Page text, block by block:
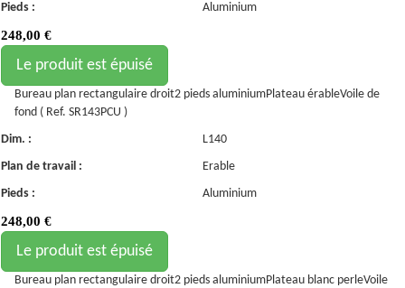
Pieds :
Aluminium
248,00 €
Le produit est épuisé
Bureau plan rectangulaire droit2 pieds aluminiumPlateau érableVoile de
fond ( Ref. SR143PCU )
Dim. :
L140
Plan de travail :
Erable
Pieds :
Aluminium
248,00 €
Le produit est épuisé
Bureau plan rectangulaire droit2 pieds aluminiumPlateau blanc perleVoile